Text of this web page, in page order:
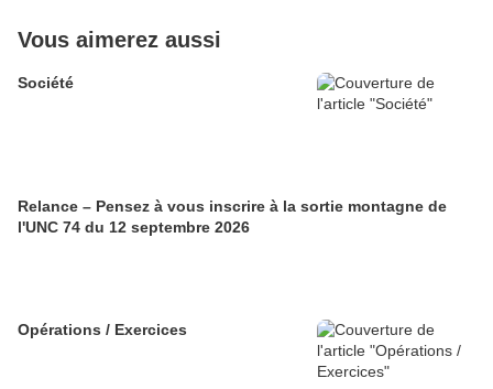
Vous aimerez aussi
Société
Relance – Pensez à vous inscrire à la sortie montagne de
l'UNC 74 du 12 septembre 2026
Opérations / Exercices